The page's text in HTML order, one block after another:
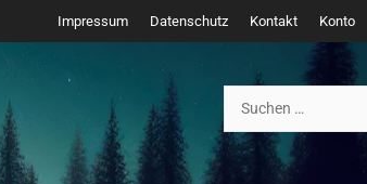
Impressum Datenschutz Kontakt Konto
nach: